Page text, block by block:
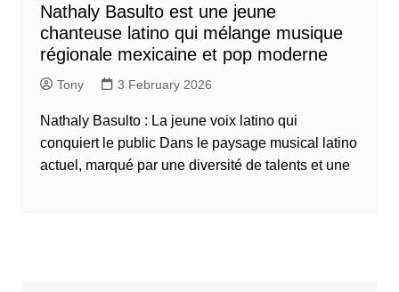
Nathaly Basulto est une jeune
chanteuse latino qui mélange musique
régionale mexicaine et pop moderne
Tony 3 February 2026
Nathaly Basulto : La jeune voix latino qui
conquiert le public Dans le paysage musical latino
actuel, marqué par une diversité de talents et une